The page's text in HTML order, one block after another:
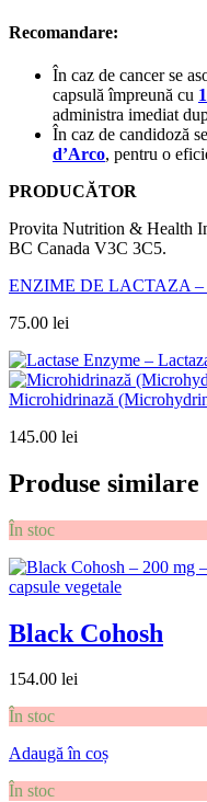
Recomandare:
În caz de cancer se
capsulă împreună cu
administra imediat
În caz de candidoză
d’Arco, pentru o
PRODUCĂTOR
Provita Nutrition & Health
BC Canada V3C 3C5.
ENZIME DE LACTAZA –
75.00 lei
Microhidrinază
145.00 lei
Produse similare
În stoc
Black Cohosh
154.00 lei
În stoc
Adaugă în coș
În stoc